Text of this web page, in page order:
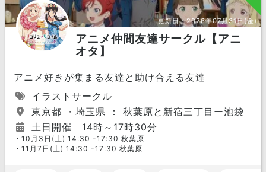
更新日：2026年07月31日(金)
アニメ仲間友達サークル【アニ
オタ】
アニメ好きが集まる友達と助け合える友達
イラストサークル
東京都 ・埼玉県 ： 秋葉原と新宿三丁目ー池袋
土日開催 14時～17時30分
・10月3日(土) 14:30 -17:30 秋葉原
・11月7日(土) 14:30 -17:30 秋葉原